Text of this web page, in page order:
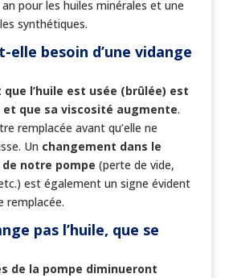
pour les huiles minérales et une
synthétiques.
elle besoin d’une vidange
l’huile est usée (brûlée) est
et que sa viscosité augmente.
remplacée avant qu’elle ne
Un changement dans le
notre pompe (perte de vide,
est également un signe évident
remplacée.
pas l’huile, que se
de la pompe diminueront